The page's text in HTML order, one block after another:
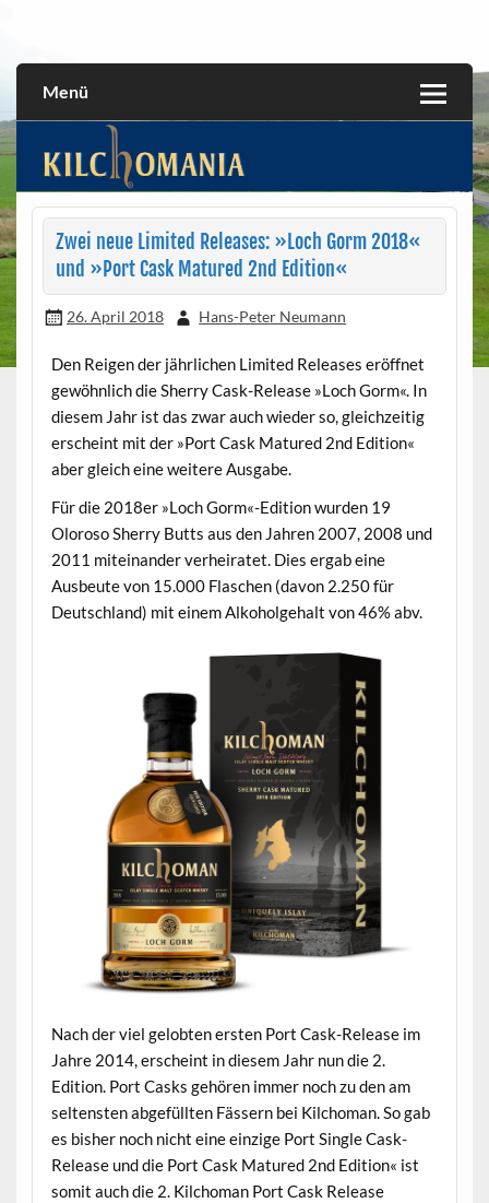
Menü
Zwei neue Limited Releases: »Loch Gorm 2018«
und »Port Cask Matured 2nd Edition«
26. April 2018 Hans-Peter Neumann
Den Reigen der jährlichen Limited Releases eröffnet
gewöhnlich die Sherry Cask-Release »Loch Gorm«. In
diesem Jahr ist das zwar auch wieder so, gleichzeitig
erscheint mit der »Port Cask Matured 2nd Edition«
aber gleich eine weitere Ausgabe.
Für die 2018er »Loch Gorm«-Edition wurden 19
Oloroso Sherry Butts aus den Jahren 2007, 2008 und
2011 miteinander verheiratet. Dies ergab eine
Ausbeute von 15.000 Flaschen (davon 2.250 für
Deutschland) mit einem Alkoholgehalt von 46% abv.
Nach der viel gelobten ersten Port Cask-Release im
Jahre 2014, erscheint in diesem Jahr nun die 2.
Edition. Port Casks gehören immer noch zu den am
seltensten abgefüllten Fässern bei Kilchoman. So gab
es bisher noch nicht eine einzige Port Single Cask-
Release und die Port Cask Matured 2nd Edition« ist
somit auch die 2. Kilchoman Port Cask Release